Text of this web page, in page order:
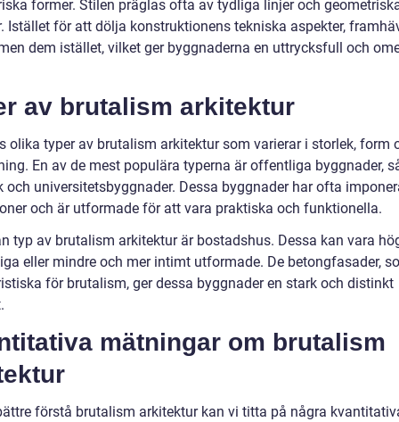
former. Stilen präglas ofta av tydliga linjer och
Istället för att dölja konstruktionens tekniska aspekter,
dem istället, vilket ger byggnaderna en uttrycksfull och
av brutalism arkitektur
olika typer av brutalism arkitektur som varierar i storlek, form
En av de mest populära typerna är offentliga byggnader,
och universitetsbyggnader. Dessa byggnader har ofta
och är utformade för att vara praktiska och funktionella.
typ av brutalism arkitektur är bostadshus. Dessa kan vara
eller mindre och mer intimt utformade. De betongfasader,
för brutalism, ger dessa byggnader en stark och distinkt
mätningar om brutalism
förstå brutalism arkitektur kan vi titta på några